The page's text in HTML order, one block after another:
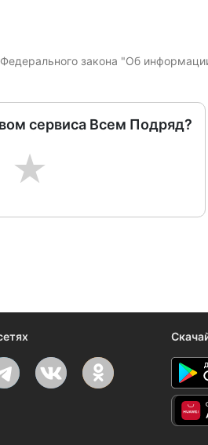
закона "Об
сервиса Всем Подряд?
5